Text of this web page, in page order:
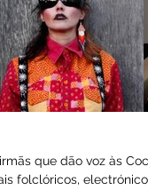
que dão voz às
folclóricos,